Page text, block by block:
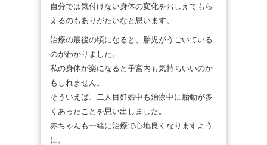
自分では気付けない身体の変化をおしえてもら
えるのもありがたいなと思います。
治療の最後の頃になると、胎児がうごいている
のがわかりました。
私の身体が楽になると子宮内も気持ちいいのか
もしれません。
そういえば、二人目妊娠中も治療中に胎動が多
くあったことを思い出しました。
赤ちゃんも一緒に治療で心地良くなりますよう
に。